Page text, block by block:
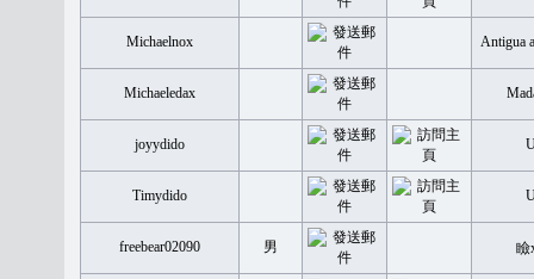
Michaelnox Antigua
Michaeledax
joyydido
Timydido
freebear02090 男